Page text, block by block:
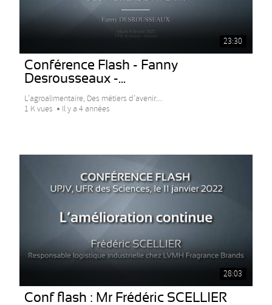
23:30
Conférence Flash - Fanny
Desrousseaux -...
L’agroalimentaire, Des métiers d’avenir....
1 K vues
Il y a 4 années
28:03
Conf flash : Mr Frédéric SCELLIER